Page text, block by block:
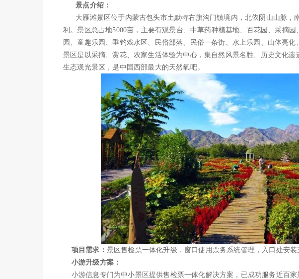
景点介绍：
大雁滩景区位于内蒙古包头市土默特右旗沟门镇境内，北依阴山山脉，
利。景区总占地5000亩，主要有观景台、中草药种植基地、百花园、采摘
园、童趣乐园、垂钓戏水区、民俗部落、民俗一条街、水上乐园、山体亮
景区是以采摘、赏花、农家生活体验为中心，集自然风景名胜、历史文化
生态观光景区，是中国西部最大的天然氧吧。
项目需求： 景区售检票一体化升级，窗口使用票务系统管理，入口处安装
小游升级方案：
小游信息专门为中小景区提供售检票一体化解决方案，已成功服务近百